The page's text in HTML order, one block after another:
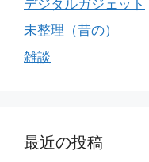
デジタルガジェット
未整理（昔の）
雑談
最近の投稿